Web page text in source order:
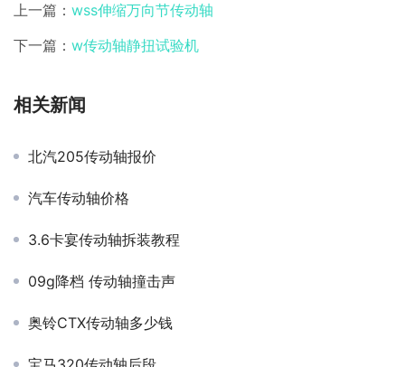
上一篇： wss伸缩万向节传动轴
下一篇： w传动轴静扭试验机
相关新闻
北汽205传动轴报价
汽车传动轴价格
3.6卡宴传动轴拆装教程
09g降档 传动轴撞击声
奥铃CTX传动轴多少钱